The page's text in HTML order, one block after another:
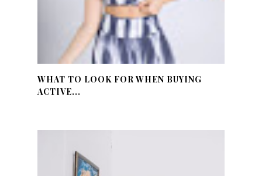
WHAT TO LOOK FOR WHEN BUYING
ACTIVE...